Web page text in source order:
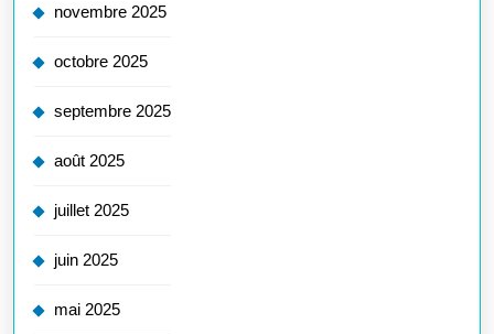
novembre 2025
octobre 2025
septembre 2025
août 2025
juillet 2025
juin 2025
mai 2025